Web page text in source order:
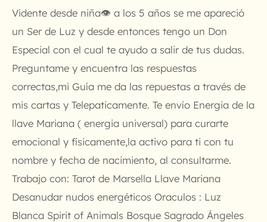
Vidente desde niña👁 a los 5 años se me apareció
un Ser de Luz y desde entonces tengo un Don
Especial con el cual te ayudo a salir de tus dudas.
Preguntame y encuentra las respuestas
correctas,mi Guía me da las repuestas a través de
mis cartas y Telepaticamente. Te envío Energia de la
llave Mariana ( energia universal) para curarte
emocional y físicamente,la activo para ti con tu
nombre y fecha de nacimiento, al consultarme.
Trabajo con: Tarot de Marsella Llave Mariana
Desanudar nudos energéticos Oraculos : Luz
Blanca Spirit of Animals Bosque Sagrado Ángeles